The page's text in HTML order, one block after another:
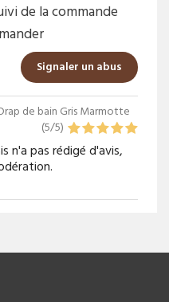
de la commande
Signaler un abus
de bain Gris Marmotte
(5/5)
n'a pas rédigé d'avis,